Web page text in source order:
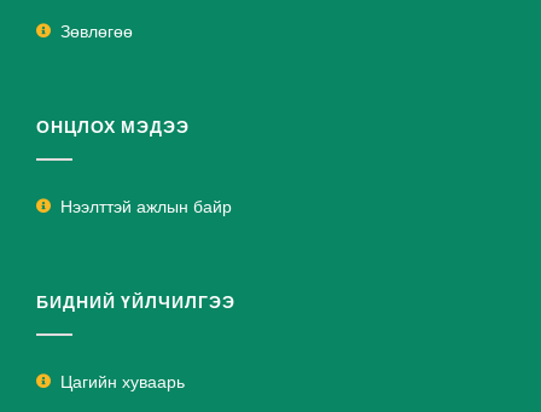
Зөвлөгөө
ОНЦЛОХ МЭДЭЭ
Нээлттэй ажлын байр
БИДНИЙ ҮЙЛЧИЛГЭЭ
Цагийн хуваарь